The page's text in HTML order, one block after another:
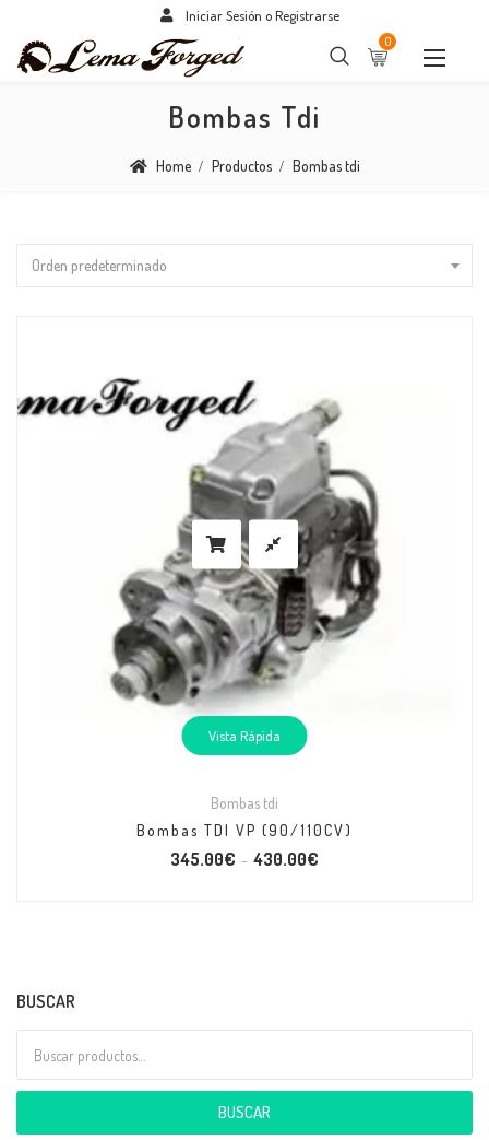
Iniciar Sesión o Registrarse
0
Bombas Tdi
Home Productos Bombas tdi
Orden predeterminado
Vista Rápida
Bombas tdi
Bombas TDI VP (90/110CV)
345.00€ – 430.00€
BUSCAR
BUSCAR